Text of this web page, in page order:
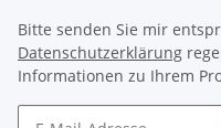
Bitte senden Sie mir
Datenschutzerklärung
Informationen zu Ihrem